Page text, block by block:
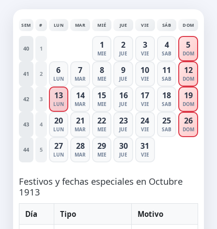
SEM # LUN MAR MIÉ JUE VIE SÁB DOM
40 1 1
MIE
2
JUE
3
VIE
4
SAB
5
DOM
41 2 6
LUN
7
MAR
8
MIE
9
JUE
10
VIE
11
SAB
12
DOM
42 3 13
LUN
14
MAR
15
MIE
16
JUE
17
VIE
18
SAB
19
DOM
43 4 20
LUN
21
MAR
22
MIE
23
JUE
24
VIE
25
SAB
26
DOM
44 5 27
LUN
28
MAR
29
MIE
30
JUE
31
VIE
Festivos y fechas especiales en Octubre
1913
Día Tipo Motivo